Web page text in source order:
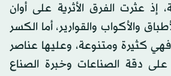
إذ عثرت الفرق الأثرية على أوان
والأكواب والقوارير، أما الكسر
كثيرة ومتنوعة، وعليها عناصر
دقة الصناعات وخبرة الصناع